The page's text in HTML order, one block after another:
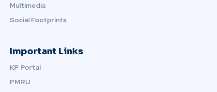
Multimedia
Social Footprints
Important Links
KP Portal
PMRU